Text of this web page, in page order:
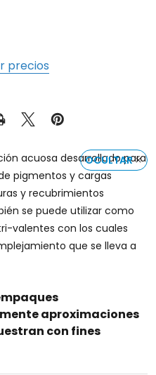
precios
OCULTAR
acuosa desarrollado para
pigmentos y cargas
y recubrimientos
se puede utilizar como
valentes con los cuales
que se lleva a
aproximaciones
con fines